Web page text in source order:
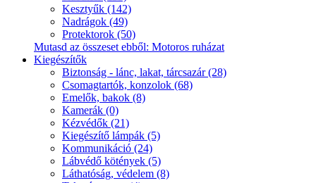
Kesztyűk (142)
Nadrágok (49)
Protektorok (50)
Mutasd az összeset ebből: Motoros ruházat
Kiegészítők
Biztonság - lánc, lakat, tárcsazár (28)
Csomagtartók, konzolok (68)
Emelők, bakok (8)
Kamerák (0)
Kézvédők (21)
Kiegészítő lámpák (5)
Kommunikáció (24)
Lábvédő kötények (5)
Láthatóság, védelem (8)